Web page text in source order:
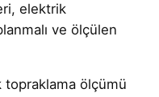
elektrik
ve ölçülen
ölçümü